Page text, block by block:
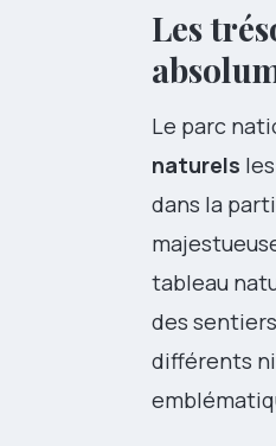
Les
Le parc
naturels
dans la
tableau
des
différents